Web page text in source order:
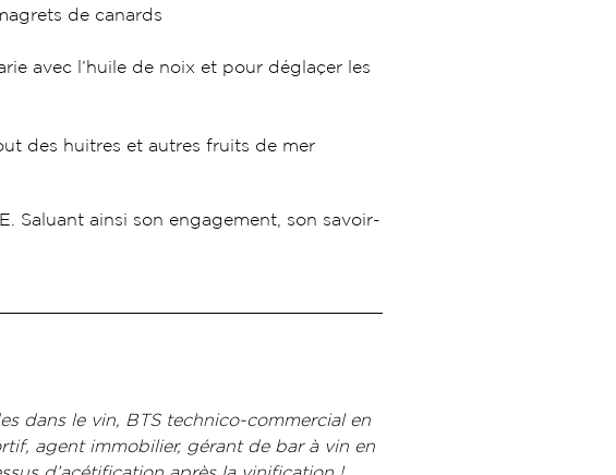
de canards
avec l’huile de noix et pour déglaçer les
des huitres et autres fruits de mer
Saluant ainsi son engagement, son savoir-
dans le vin, BTS technico-commercial en
agent immobilier, gérant de bar à vin en